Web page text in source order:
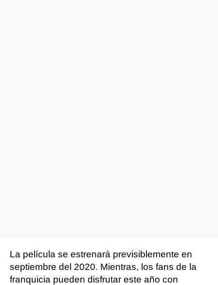
La película se estrenará previsiblemente en
septiembre del 2020. Mientras, los fans de la
franquicia pueden disfrutar este año con